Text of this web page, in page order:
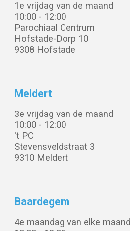
1e vrijdag van de maand
10:00 - 12:00
Parochiaal Centrum
Hofstade-Dorp 10
9308 Hofstade
Meldert
3e vrijdag van de maand
10:00 - 12:00
't PC
Stevensveldstraat 3
9310 Meldert
Baardegem
4e maandag van elke maand